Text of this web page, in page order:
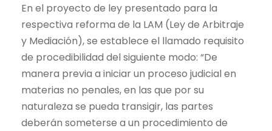
En el proyecto de ley presentado para la
respectiva reforma de la LAM (Ley de Arbitraje
y Mediación), se establece el llamado requisito
de procedibilidad del siguiente modo: “De
manera previa a iniciar un proceso judicial en
materias no penales, en las que por su
naturaleza se pueda transigir, las partes
deberán someterse a un procedimiento de